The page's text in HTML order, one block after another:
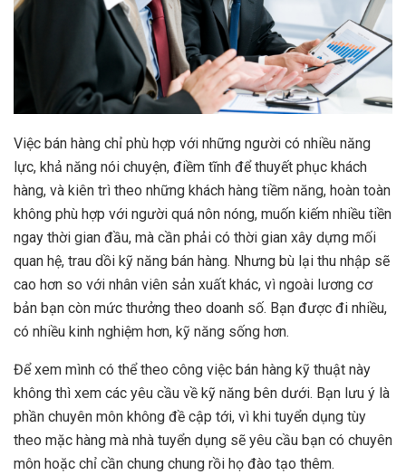
Việc bán hàng chỉ phù hợp với những người có nhiều năng
lực, khả năng nói chuyện, điềm tĩnh để thuyết phục khách
hàng, và kiên trì theo những khách hàng tiềm năng, hoàn toàn
không phù hợp với người quá nôn nóng, muốn kiếm nhiều tiền
ngay thời gian đầu, mà cần phải có thời gian xây dựng mối
quan hệ, trau dồi kỹ năng bán hàng. Nhưng bù lại thu nhập sẽ
cao hơn so với nhân viên sản xuất khác, vì ngoài lương cơ
bản bạn còn mức thưởng theo doanh số. Bạn được đi nhiều,
có nhiều kinh nghiệm hơn, kỹ năng sống hơn.
Để xem mình có thể theo công việc bán hàng kỹ thuật này
không thì xem các yêu cầu về kỹ năng bên dưới. Bạn lưu ý là
phần chuyên môn không đề cập tới, vì khi tuyển dụng tùy
theo mặc hàng mà nhà tuyển dụng sẽ yêu cầu bạn có chuyên
môn hoặc chỉ cần chung chung rồi họ đào tạo thêm.